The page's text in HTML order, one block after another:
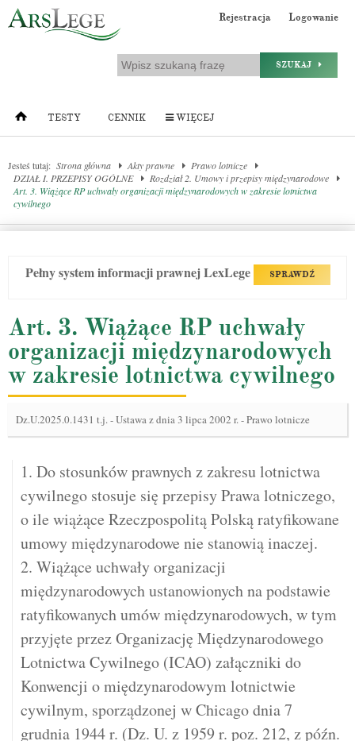
Rejestracja Logowanie
SZUKAJ
TESTY CENNIK WIĘCEJ
Jesteś tutaj: Strona główna Akty prawne
Prawo lotnicze
DZIAŁ I. PRZEPISY OGÓLNE
Rozdział 2. Umowy i przepisy międzynarodowe
Art. 3. Wiążące RP uchwały organizacji międzynarodowych w zakresie lotnictwa
cywilnego
Pełny system informacji prawnej LexLege SPRAWDŹ
Art. 3. Wiążące RP uchwały
organizacji międzynarodowych
w zakresie lotnictwa cywilnego
Dz.U.2025.0.1431 t.j.-Ustawa z dnia 3 lipca 2002 r. - Prawo lotnicze
1. Do stosunków prawnych z zakresu lotnictwa
cywilnego stosuje się przepisy Prawa lotniczego,
o ile wiążące Rzeczpospolitą Polską ratyfikowane
umowy międzynarodowe nie stanowią inaczej.
2. Wiążące uchwały organizacji
międzynarodowych ustanowionych na podstawie
ratyfikowanych umów międzynarodowych, w tym
przyjęte przez Organizację Międzynarodowego
Lotnictwa Cywilnego (ICAO) załączniki do
Konwencji o międzynarodowym lotnictwie
cywilnym, sporządzonej w Chicago dnia 7
grudnia 1944 r. (Dz. U. z 1959 r. poz. 212, z późn.